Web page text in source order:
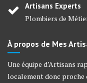
Artisans Experts
Plombiers de
À propos de Mes
Une équipe d’Artisans
localement donc proche